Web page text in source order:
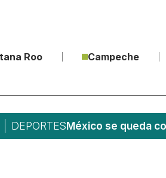
Roo Campeche
DEPORTESMéxico se queda